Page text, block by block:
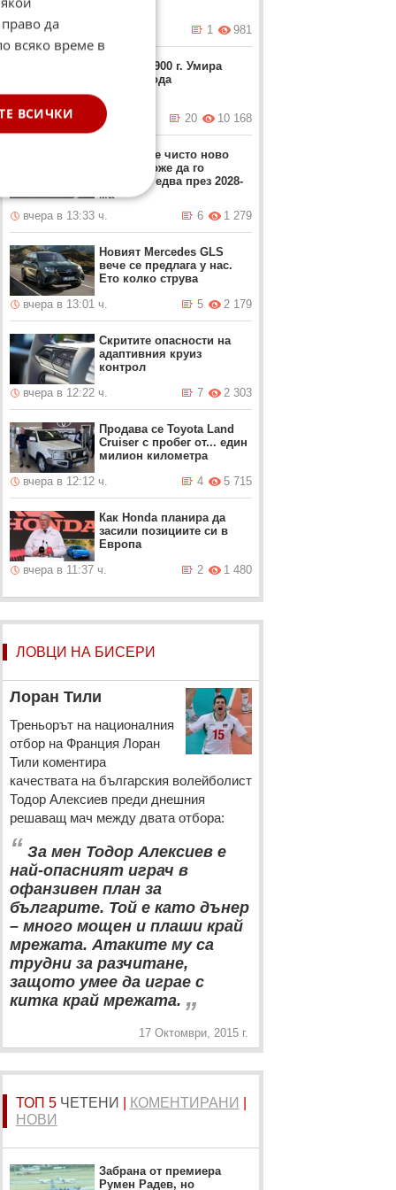
днес в 10:30 ч. 981
1
8 август 1900 г. Умира
Емил Шкода
днес в 06:11 ч. 10 168
20
Ако искате чисто ново
Ferrari, може да го
получите едва през 2028-
ма
вчера в 13:33 ч.
1 279
6
Новият Mercedes GLS
вече се предлага у нас.
Ето колко струва
вчера в 13:01 ч.
2 179
5
Скритите опасности на
адаптивния круиз
контрол
вчера в 12:22 ч.
2 303
7
Продава се Toyota Land
Cruiser с пробег от... един
милион километра
вчера в 12:12 ч.
5 715
4
Как Honda планира да
засили позициите си в
Европа
вчера в 11:37 ч.
1 480
2
ЛОВЦИ НА БИСЕРИ
Лоран Тили
Треньорът на националния
отбор на Франция Лоран
Тили коментира
качествата на българския волейболист
Тодор Алексиев преди днешния
решаващ мач между двата отбора:
“ За мен Тодор Алексиев е
най-опасният играч в
офанзивен план за
българите. Той е като дънер
– много мощен и плаши край
мрежата. Атаките му са
трудни за разчитане,
защото умее да играе с
китка край мрежата. „
17 Октомври, 2015 г.
ТОП 5 ЧЕТЕНИ КОМЕНТИРАНИ
НОВИ
Забрана от премиера
Румен Радев, но
да
всяко време в
ВСИЧКИ